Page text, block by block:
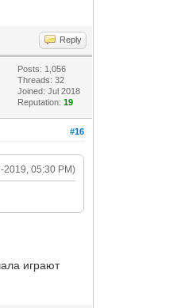
Reply
Posts: 1,056
Threads: 32
Joined: Jul 2018
Reputation:19
#16
2019, 05:30 PM)
играют